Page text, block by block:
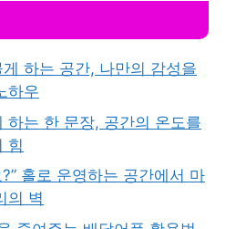
하는 공간, 나만의 감성을
하우
하는 한 문장, 공간의 온도를
힘
홀로 운영하는 공간에서 마
의 벽